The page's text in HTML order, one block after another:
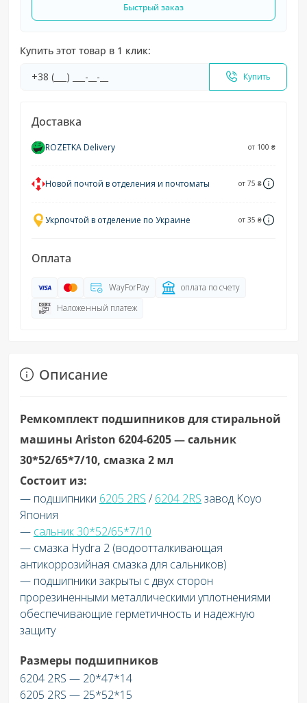
Быстрый заказ
Купить этот товар в 1 клик:
Купить
Доставка
ROZETKA Delivery от 100 ₴
Новой почтой в отделения и почтоматы от 75 ₴
Укрпочтой в отделение по Украине от 35 ₴
Оплата
WayForPay
оплата по счету
Наложенный платеж
Описание
Ремкомплект подшипников для стиральной
машины Ariston 6204-6205 — сальник
30*52/65*7/10, смазка 2 мл
Состоит из:
— подшипники 6205 2RS /6204 2RS завод Koyo
Япония
— сальник 30*52/65*7/10
— смазка Hydra 2 (водоотталкивающая
антикоррозийная смазка для сальников)
— подшипники закрыты с двух сторон
прорезиненными металлическими уплотнениями
обеспечивающие герметичность и надежную
защиту
Размеры подшипников
6204 2RS — 20*47*14
6205 2RS — 25*52*15